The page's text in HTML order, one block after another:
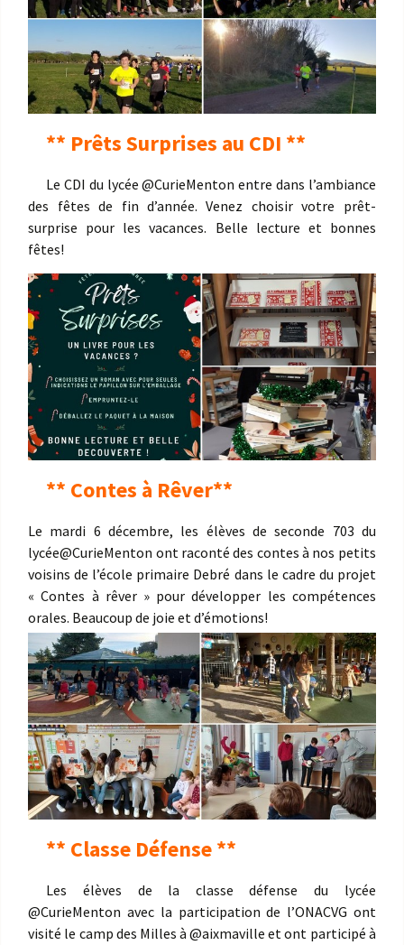
** Prêts Surprises au CDI **
Le CDI du lycée @CurieMenton entre dans l’ambiance
des fêtes de fin d’année. Venez choisir votre prêt-
surprise pour les vacances. Belle lecture et bonnes
fêtes!
** Contes à Rêver**
Le mardi 6 décembre, les élèves de seconde 703 du
lycée@CurieMenton ont raconté des contes à nos petits
voisins de l’école primaire Debré dans le cadre du projet
« Contes à rêver » pour développer les compétences
orales. Beaucoup de joie et d’émotions!
** Classe Défense **
Les élèves de la classe défense du lycée
@CurieMenton avec la participation de l’ONACVG ont
visité le camp des Milles à @aixmaville et ont participé à